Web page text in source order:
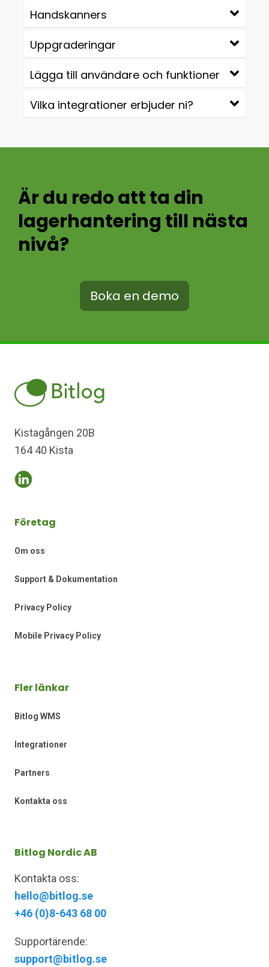
Handskanners
Uppgraderingar
Lägga till användare och funktioner
Vilka integrationer erbjuder ni?
Är du redo att ta din
lagerhantering till nästa
nivå?
Boka en demo
Kistagången 20B
164 40 Kista
Företag
Om oss
Support & Dokumentation
Privacy Policy
Mobile Privacy Policy
Fler länkar
Bitlog WMS
Integrationer
Partners
Kontakta oss
Bitlog Nordic AB
Kontakta oss:
hello@bitlog.se
+46 (0)8-643 68 00
Supportärende:
support@bitlog.se